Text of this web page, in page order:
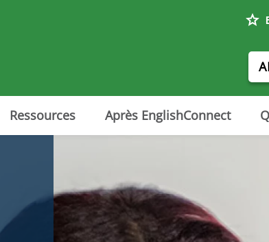
Ressources Après EnglishConnect